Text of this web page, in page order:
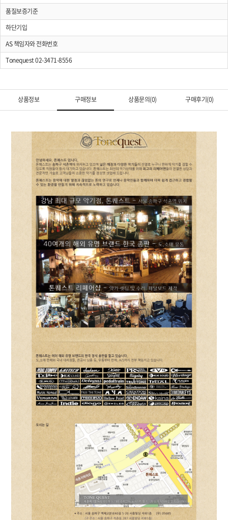
품질보증기준
하단기입
AS 책임자와 전화번호
Tonequest 02-3471-8556
상품정보 구매정보 상품문의(0) 구매후기(0)